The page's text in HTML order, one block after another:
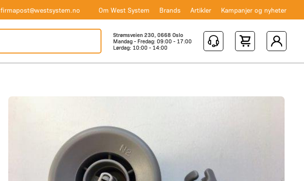
firmapost@westsystem.no Om West System Brands Artikler Kampanjer og nyheter
Strømsveien 230, 0668 Oslo
Mandag - Fredag: 09:00 - 17:00
Lørdag: 10:00 - 14:00
Shopping Cart